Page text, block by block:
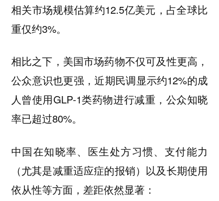
相关市场规模估算约12.5亿美元，占全球比
重仅约3%。
相比之下，美国市场药物不仅可及性更高，
公众意识也更强，近期民调显示约12%的成
人曾使用GLP-1类药物进行减重，公众知晓
率已超过80%。
中国在知晓率、医生处方习惯、支付能力
（尤其是减重适应症的报销）以及长期使用
依从性等方面，差距依然显著：